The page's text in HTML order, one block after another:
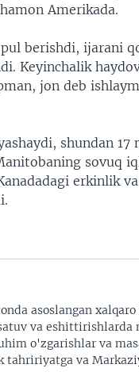
Amerikada.
berishdi, ijarani
Keyinchalik
jon deb
shundan
sovuq
erkinlik
asoslangan
va eshittirishlarda
o'zgarishlar va
va